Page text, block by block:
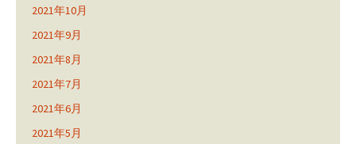
2021年10月
2021年9月
2021年8月
2021年7月
2021年6月
2021年5月